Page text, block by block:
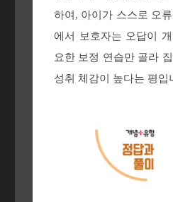
하여, 아이가 스스로 오
에서 보호자는 오답이
요한 보정 연습만 골라
성취 체감이 높다는 평입